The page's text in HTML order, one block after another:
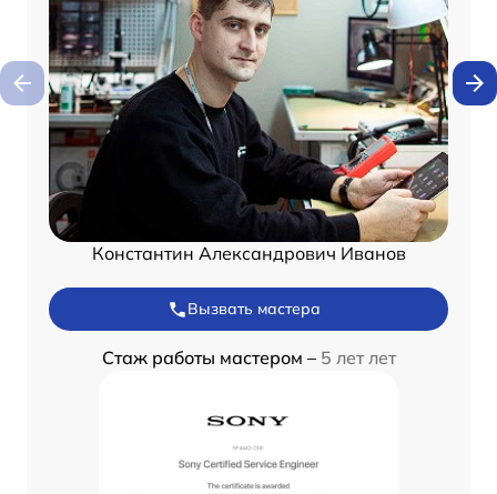
Константин Александрович Иванов
Вызвать мастера
Стаж работы мастером – 5 лет лет